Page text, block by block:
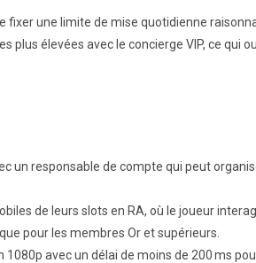
fixer une limite de mise quotidienne
plus élevées avec le concierge VIP, ce qui
un responsable de compte qui peut
de leurs slots en RA, où le joueur
pour les membres Or et supérieurs.
avec un délai de moins de 200 ms